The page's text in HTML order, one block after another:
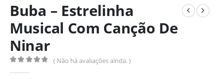
Buba – Estrelinha
Musical Com Canção De
Ninar
( Não há avaliações ainda. )